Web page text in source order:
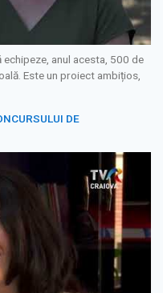
anul acesta, 500 de
Este un proiect ambițios,
DE